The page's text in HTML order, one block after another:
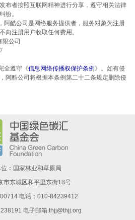
布者按照互联网精神进行分享，遵守相关法律
纷。
阿酷公司是网络服务提供者，服务对象为注册
向注册用户收取任何费用。
限公司
全遵守《信息网络传播权保护条例》。如有侵
阿酷公司将根据本条例第二十二条规定删除侵
：国家林业和草原局
市东城区和平里东街18号
电话：010-84239412
电子邮箱:thjj@thjj.org